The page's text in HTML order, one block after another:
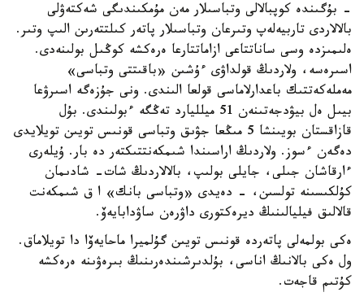
- بۇگىندە كوپبالالى وتباسىلار مەن مۇمكىندىگى شەكتەۋلى
بالالاردى تاربيەلەپ وتىرعان وتباسىلار پاتەر كىلتتەرىن الىپ وتىر.
ەلىمىزدە وسى ساناتتاعى ازاماتتارعا ەرەكشە كوڭىل بولىنەدى.
اسىرەسە، ولاردىڭ قولداۋى ءۇشىن «باقىتتى وتباسى»
مەملەكەتتىك باعدارلاماسى قولعا الىندى. ونى جۇزەگە اسىرۋعا
بيىل ەل بيۋدجەتىنەن 51 ميلليارد تەڭگە ءبولىندى. بۇل
قازاقستان بويىنشا 5 مىڭعا جۋىق وتباسى قونىس تويىن تويلايدى
دەگەن ءسوز. ولاردىڭ اراسىندا شىمكەنتتىكتەر دە بار. ۇيلەرى
ءارقاشان جىلى، جايلى بولىپ، بالالاردىڭ شات- شادىمان
كۇلكىسىنە تولسىن، - دەيدى «وتباسى بانك» ا ق شىمكەنت
قالالىق فيليالىنىڭ ديرەكتورى داۋرەن ساۋدابايەۆ.
ەكى بولمەلى پاتەردە قونىس تويىن گۇلميرا ماحايەۆا دا تويلاماق.
ول ەكى بالانىڭ اناسى، بۇلدىرشىندەرىنىڭ بىرەۋىنە ەرەكشە
كۇتىم قاجەت.